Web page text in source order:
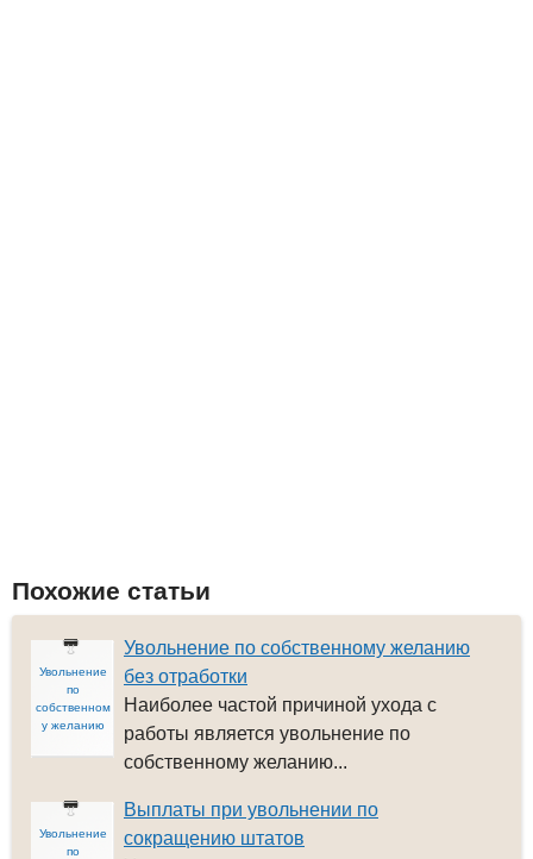
Похожие статьи
Увольнение
по
собственном
у желанию
Увольнение по собственному желанию
без отработки
Наиболее частой причиной ухода с
работы является увольнение по
собственному желанию...
Увольнение
по
Выплаты при увольнении по
сокращению штатов